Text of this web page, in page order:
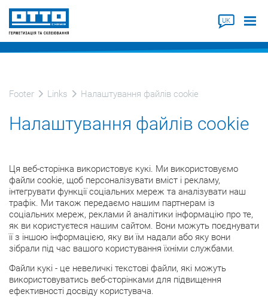
UK
Footer Links Налаштування файлів cookie
Налаштування файлів cookie
Ця веб-сторінка використовує кукі. Ми використовуємо
файли cookie, щоб персоналізувати вміст і рекламу,
інтегрувати функції соціальних мереж та аналізувати наш
трафік. Ми також передаємо нашим партнерам із
соціальних мереж, реклами й аналітики інформацію про те,
як ви користуєтеся нашим сайтом. Вони можуть поєднувати
її з іншою інформацією, яку ви їм надали або яку вони
зібрали під час вашого користування їхніми службами.
Файли кукі - це невеличкі текстові файли, які можуть
використовуватись веб-сторінками для підвищення
ефективності досвіду користувача.